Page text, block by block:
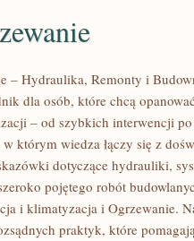
– Hydraulika, Remonty i
dla osób, które chcą
– od szybkich interwencji
w którym wiedza łączy się z
dotyczące hydrauliki,
pojętego robót
i klimatyzacja i Ogrzewanie.
praktyk, które